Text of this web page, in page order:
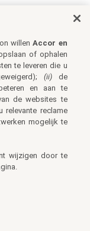
willenAccor en
of ophalen
te leveren die u
(ii)de
en aan te
de websites te
reclame
mogelijk te
wijzigen door te